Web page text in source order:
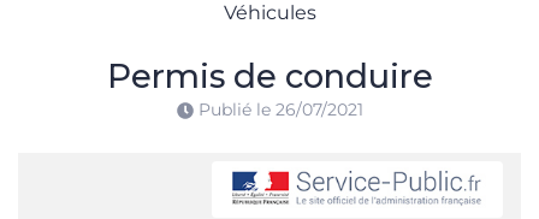
Véhicules
Permis de conduire
Publié le 26/07/2021